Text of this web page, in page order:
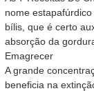
nome
bílis, que é certo
absorção da
Emagrecer
A grande
beneficia na